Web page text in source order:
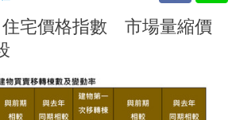
住宅價格指數 市場量縮價